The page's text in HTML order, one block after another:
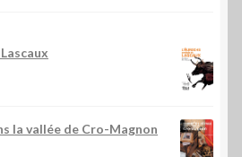
la vallée de Cro-Magnon